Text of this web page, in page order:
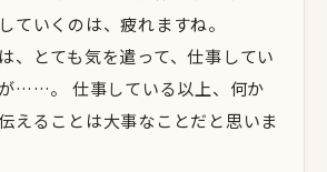
ていくのは、疲れますね。
、とても気を遣って、仕事してい
……。 仕事している以上、何か
えることは大事なことだと思いま